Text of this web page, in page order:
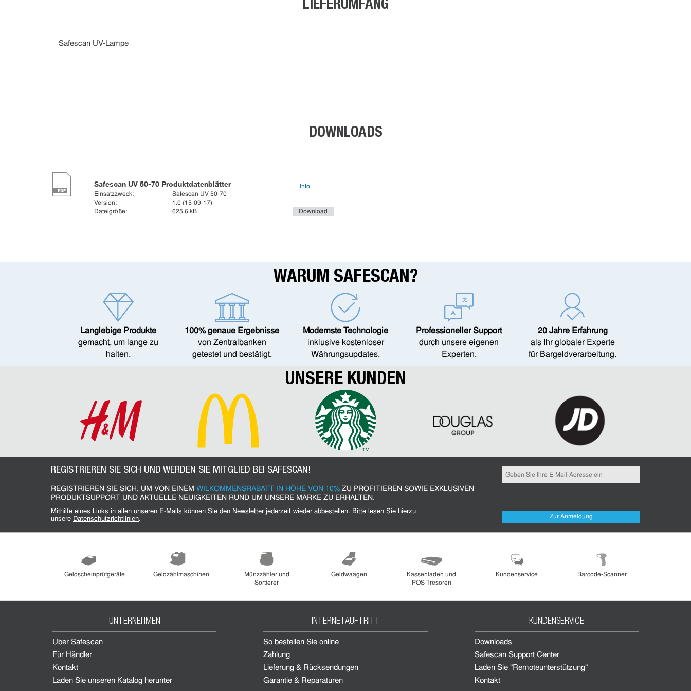
LIEFERUMFANG
Safescan UV-Lampe
DOWNLOADS
Safescan UV 50-70 Produktdatenblätter
Einsatzzweck:
Safescan UV 50-70
Version:
1.0 (15-09-17)
Dateigröße:
625.6 kB
Info
Download
WARUM SAFESCAN?
Langlebige Produkte
gemacht, um lange zu
halten.
100% genaue Ergebnisse
von Zentralbanken
getestet und bestätigt.
Modernste Technologie
inklusive kostenloser
Währungsupdates.
Professioneller Support
durch unsere eigenen
Experten.
20 Jahre Erfahrung
als Ihr globaler Experte
für Bargeldverarbeitung.
UNSERE KUNDEN
REGISTRIEREN SIE SICH UND WERDEN SIE MITGLIED BEI SAFESCAN!
REGISTRIEREN SIE SICH, UM VON EINEM WILKOMMENSRABATT IN HÖHE VON 10% ZU PROFITIEREN SOWIE EXKLUSIVEN
PRODUKTSUPPORT UND AKTUELLE NEUIGKEITEN RUND UM UNSERE MARKE ZU ERHALTEN.
Mithilfe eines Links in allen unseren E-Mails können Sie den Newsletter jederzeit wieder abbestellen. Bitte lesen Sie hierzu
unsere Datenschutzrichtlinien. Zur Anmeldung
Geldscheinprüfgeräte Geldzählmaschinen
Münzzähler und
Sortierer
Geldwaagen
Kassenladen und
POS Tresoren
Kundenservice Barcode-Scanner
UNTERNEHMEN
Über Safescan
Für Händler
Kontakt
Laden Sie unseren Katalog herunter
INTERNETAUFTRITT
So bestellen Sie online
Zahlung
Lieferung & Rücksendungen
Garantie & Reparaturen
KUNDENSERVICE
Downloads
Safescan Support Center
Laden Sie "Remoteunterstützung"
Kontakt